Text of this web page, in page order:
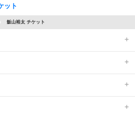
ット
飯山裕太 チケット